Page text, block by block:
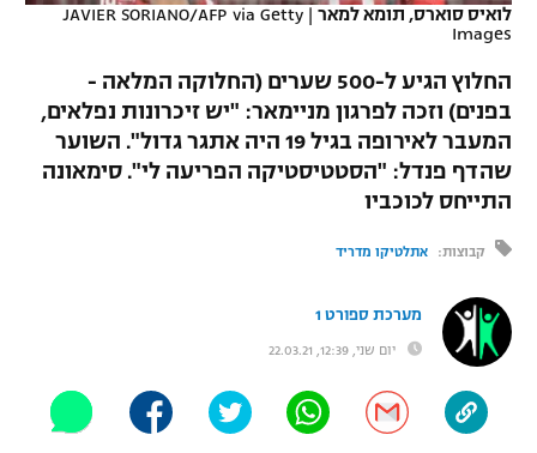
תוצאות
לוח שידורים
ברחבה
"מחצית בשכונה" – פודקאסט
משתתפים וזוכים בפרסים
הפועל תל אביב
הפועל חיפה
הפועל באר שבע
ליגה הולנדית
ליגה טורקית
ליגה סינית
ליגה ברזילאית
ליגות נוספות
דני אבדיה
שחייה
ג'ודו
אגרוף
ספורט אולימפי
UFC
היאבקות WWE
אופניים
ספורט מוטורי
לואיס סוארס, תומא למאר |
JAVIER SORIANO/AFP via Getty
Images
החלוץ הגיע ל-500 שערים (החלוקה המלאה -
בפנים) וזכה לפרגון מניימאר: "יש זיכרונות נפלאים,
המעבר לאירופה בגיל 19 היה אתגר גדול". השוער
שהדף פנדל: "הסטטיסטיקה הפריעה לי". סימאונה
התייחס לכוכביו
קבוצות: אתלטיקו מדריד
מערכת ספורט 1
יום שני, 12:39, 22.03.21